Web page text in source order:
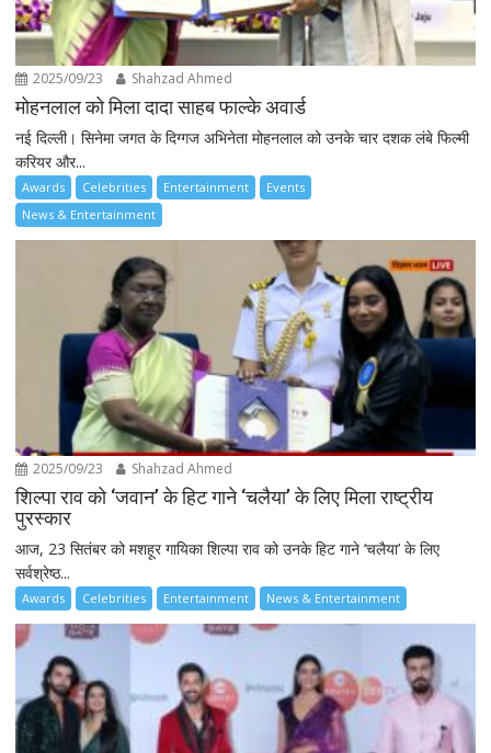
2025/09/23 Shahzad Ahmed
मोहनलाल को मिला दादा साहब फाल्के अवार्ड
नई दिल्ली। सिनेमा जगत के दिग्गज अभिनेता मोहनलाल को उनके चार दशक लंबे फिल्मी
करियर और...
Awards Celebrities Entertainment
Events
News & Entertainment
2025/09/23 Shahzad Ahmed
शिल्पा राव को ‘जवान’ के हिट गाने ‘चलैया’ के लिए मिला राष्ट्रीय
पुरस्कार
आज, 23 सितंबर को मशहूर गायिका शिल्पा राव को उनके हिट गाने ‘चलैया’ के लिए
सर्वश्रेष्ठ...
Awards Celebrities Entertainment News & Entertainment